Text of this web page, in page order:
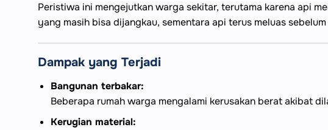
Peristiwa ini mengejutkan warga sekitar, terutama karena api
yang masih bisa dijangkau, sementara api terus meluas
Dampak yang Terjadi
Bangunan terbakar:
Beberapa rumah warga mengalami kerusakan berat akibat
Kerugian material: